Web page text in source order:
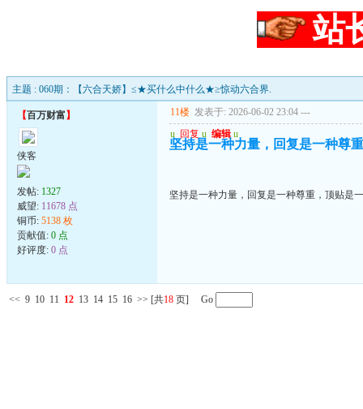
站
主题 : 060期：【六合天娇】≤★买什么中什么★≥惊动六合界.
【百万财富 】
侠客
发帖: 1327
威望: 11678 点
铜币: 5138 枚
贡献值: 0 点
好评度: 0 点
11楼 发表于: 2026-06-02 23:04 ---
u 回复 u 编辑 u
坚持是一种力量，回复是一种尊
坚持是一种力量，回复是一种尊重，顶贴是
<< 9 10 11 12 13 14 15 16 >> [共18 页] Go